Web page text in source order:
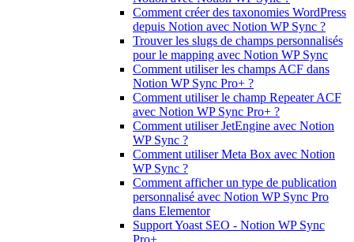
Comment créer des taxonomies WordPress
depuis Notion avec Notion WP Sync ?
Trouver les slugs de champs personnalisés
pour le mapping avec Notion WP Sync
Comment utiliser les champs ACF dans
Notion WP Sync Pro+ ?
Comment utiliser le champ Repeater ACF
avec Notion WP Sync Pro+ ?
Comment utiliser JetEngine avec Notion
WP Sync ?
Comment utiliser Meta Box avec Notion
WP Sync ?
Comment afficher un type de publication
personnalisé avec Notion WP Sync Pro
dans Elementor
Support Yoast SEO - Notion WP Sync
Pro+